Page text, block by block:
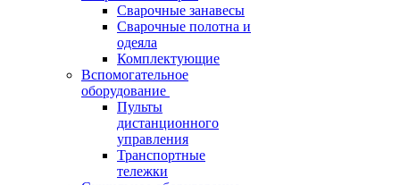
Сварочные занавесы
Сварочные полотна и
одеяла
Комплектующие
Вспомогательное
оборудование
Пульты
дистанционного
управления
Транспортные
тележки